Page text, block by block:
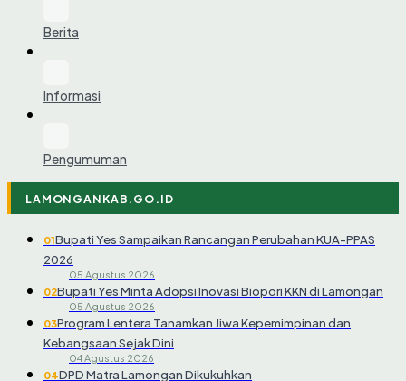
Berita
Informasi
Pengumuman
LAMONGANKAB.GO.ID
01Bupati Yes Sampaikan Rancangan Perubahan KUA-PPAS
2026
05 Agustus 2026
02Bupati Yes Minta Adopsi Inovasi Biopori KKN di Lamongan
05 Agustus 2026
03Program Lentera Tanamkan Jiwa Kepemimpinan dan
Kebangsaan Sejak Dini
04 Agustus 2026
04DPD Matra Lamongan Dikukuhkan